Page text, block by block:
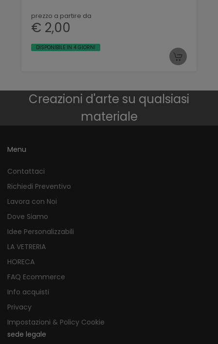
prezzo a partire da
€ 2,00
DISPONIBILE IN 4 GIORNI
Creazioni d'arte su qualsiasi
materiale
Menu
Contattaci
Richiedi Preventivo
Lavora con Noi
Dove Siamo
Idee Personalizzabili
LA VETRERIA
HORECA
FAQ Ecommerce
Info acquisti
Privacy
Impostazioni & Policy Cookie
sede legale